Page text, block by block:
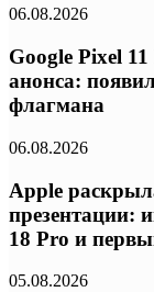
06.08.2026
Google Pixel
анонса:
флагмана
06.08.2026
Apple
презентации:
18 Pro и
05.08.2026